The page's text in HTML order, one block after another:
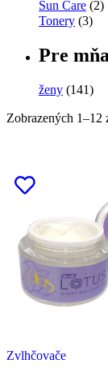
Sun Care (2)
Tonery (3)
Pre
ženy (141)
Zobrazených 1–12
Zvlhčovače